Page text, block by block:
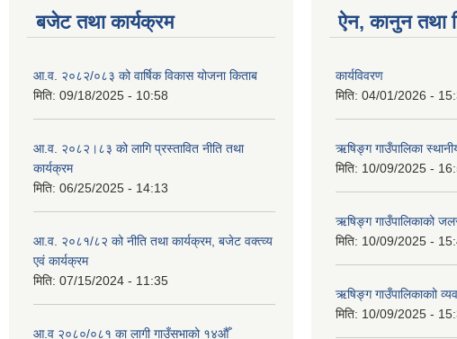
बजेट तथा कार्यक्रम
आ.व. २०८२/०८३ को वार्षिक विकास योजना किताब
मिति: 09/18/2025 - 10:58
आ.व. २०८२।८३ को लागि प्रस्तावित नीति तथा
कार्यक्रम
मिति: 06/25/2025 - 14:13
आ.व. २०८१/८२ को नीति तथा कार्यक्रम, बजेट वक्त्व्य
एवं कार्यक्रम
मिति: 07/15/2024 - 11:35
आ.व २०८०/०८१ का लागी गाउँसभाको १४औँ
ऐन, कानुन तथा
कार्यविवरण
मिति: 04/01/2026 -
ऋषिङ्ग गाउँपालिका
मिति: 10/09/2025 -
ऋषिङ्ग गाउँपालिकाको
मिति: 10/09/2025 -
ऋषिङ्ग गाउँपालिकाकाो
मिति: 10/09/2025 -